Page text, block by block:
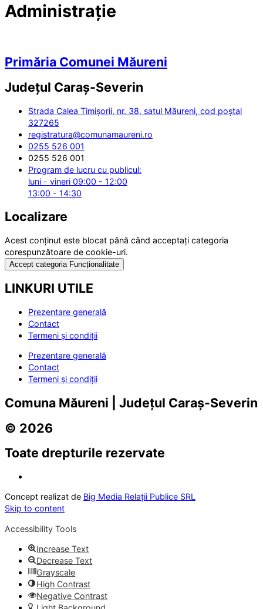
Administrație
Primăria Comunei Măureni
Județul Caraș-Severin
Strada Calea Timișorii, nr. 38, satul Măureni, cod poștal
327265
registratura@comunamaureni.ro
0255 526 001
0255 526 001
Program de lucru cu publicul:
luni - vineri 09:00 - 12:00
13:00 - 14:30
Localizare
Acest conținut este blocat până când acceptați categoria
corespunzătoare de cookie-uri.
Accept categoria Funcționalitate
LINKURI UTILE
Prezentare generală
Contact
Termeni și condiții
Prezentare generală
Contact
Termeni și condiții
Comuna Măureni | Județul Caraș-Severin
© 2026
Toate drepturile rezervate
Concept realizat de Big Media Relații Publice SRL
Skip to content
Accessibility Tools
Increase Text
Decrease Text
Grayscale
High Contrast
Negative Contrast